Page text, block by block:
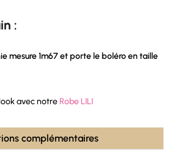
:
mesure 1m67 et porte le boléro en taille
avec notreRobe LILI
complémentaires